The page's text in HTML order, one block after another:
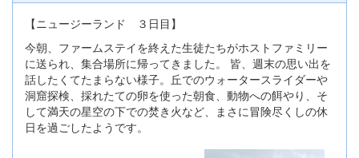
【ニュージーランド ３日目】
今朝、ファームステイを終えた生徒たちがホストファミリー
に送られ、集合場所に帰ってきました。 皆、週末の思い出を
話したくてたまらない様子。丘でのウォータースライダーや
洞窟探検、採れたての卵を使った朝食、動物への餌やり、そ
して満天の星空の下での焚き火など、まさに冒険尽くしの休
日を過ごしたようです。